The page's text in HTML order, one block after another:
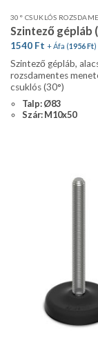
Szintező gépláb
1540 Ft + Áfa (1956Ft)
Szintező gépláb,
rozsdamentes
csuklós (30°)
Talp: Ø83
Szár: M10x50